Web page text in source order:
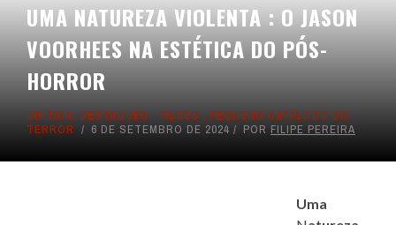
UMA NATUREZA VIOLENTA : O JASON
VOORHEES NA ESTÉTICA DO PÓS-
HORROR
CRÍTICA, DESTAQUES , FILMES , PEQUENO CATÁLOGO DO
TERROR
6 DE SETEMBRO DE 2024 POR FILIPE PEREIRA
Uma